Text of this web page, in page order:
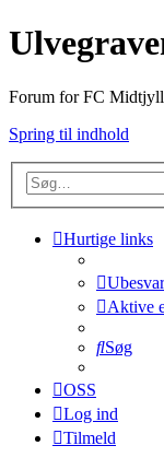
Forum for FC
Spring til indhold
Hurtige links
Aktive
Søg
OSS
Log ind
Tilmeld